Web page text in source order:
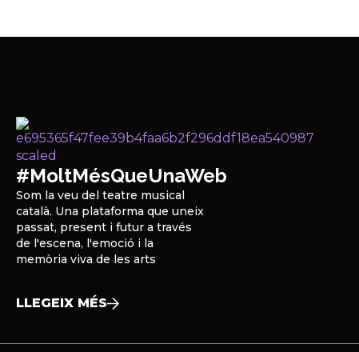
#MoltMésQueUnaWeb
Som la veu del teatre musical
català. Una plataforma que uneix
passat, present i futur a través
de l'escena, l'emoció i la
memòria viva de les arts
LLEGEIX MÉS